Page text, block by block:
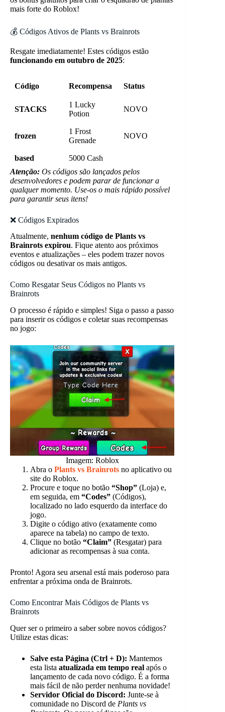
mais forte do Roblox!
💰 Códigos Ativos de Plants vs Brainrots
Resgate imediatamente! Estes códigos estão
funcionando em outubro de 2025:
Código Recompensa Status
STACKS
1 Lucky
Potion
NOVO
frozen
1 Frost
Grenade
NOVO
based
5000 Cash
Atenção: Os códigos são lançados pelos
desenvolvedores e podem parar de funcionar a
qualquer momento. Use-os o mais rápido possível
para garantir seus itens!
❌ Códigos Expirados
Atualmente, nenhum código de Plants vs
Brainrots expirou. Fique atento aos próximos
eventos e atualizações – eles podem trazer novos
códigos ou desativar os mais antigos.
Como Resgatar Seus Códigos no Plants vs
Brainrots
O processo é rápido e simples! Siga o passo a passo
para inserir os códigos e coletar suas recompensas
no jogo:
Imagem: Roblox
Abra o Plants vs Brainrots no aplicativo ou
site do Roblox.
Procure e toque no botão “Shop” (Loja) e,
em seguida, em “Codes” (Códigos),
localizado no lado esquerdo da interface do
jogo.
Digite o código ativo (exatamente como
aparece na tabela) no campo de texto.
Clique no botão “Claim” (Resgatar) para
adicionar as recompensas à sua conta.
Pronto! Agora seu arsenal está mais poderoso para
enfrentar a próxima onda de Brainrots.
Como Encontrar Mais Códigos de Plants vs
Brainrots
Quer ser o primeiro a saber sobre novos códigos?
Utilize estas dicas:
Salve esta Página (Ctrl + D): Mantemos
esta lista atualizada em tempo real após o
lançamento de cada novo código. É a forma
mais fácil de não perder nenhuma novidade!
Servidor Oficial do Discord: Junte-se à
comunidade no Discord de Plants vs